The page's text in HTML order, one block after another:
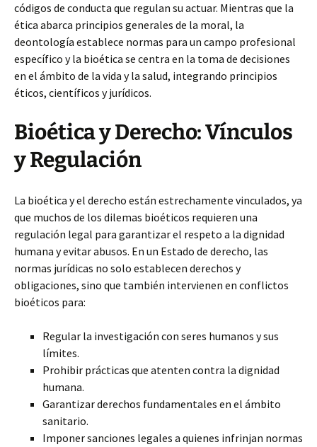
códigos de conducta que regulan su actuar. Mientras que la
ética abarca principios generales de la moral, la
deontología establece normas para un campo profesional
específico y la bioética se centra en la toma de decisiones
en el ámbito de la vida y la salud, integrando principios
éticos, científicos y jurídicos.
Bioética y Derecho: Vínculos
y Regulación
La bioética y el derecho están estrechamente vinculados, ya
que muchos de los dilemas bioéticos requieren una
regulación legal para garantizar el respeto a la dignidad
humana y evitar abusos. En un Estado de derecho, las
normas jurídicas no solo establecen derechos y
obligaciones, sino que también intervienen en conflictos
bioéticos para:
Regular la investigación con seres humanos y sus
límites.
Prohibir prácticas que atenten contra la dignidad
humana.
Garantizar derechos fundamentales en el ámbito
sanitario.
Imponer sanciones legales a quienes infrinjan normas